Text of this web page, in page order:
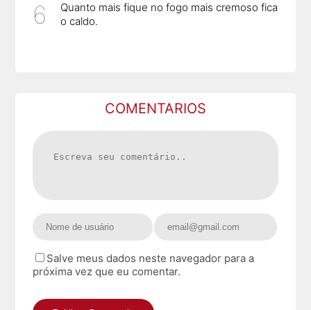
Quanto mais fique no fogo mais cremoso fica
o caldo.
COMENTARIOS
Salve meus dados neste navegador para a
próxima vez que eu comentar.